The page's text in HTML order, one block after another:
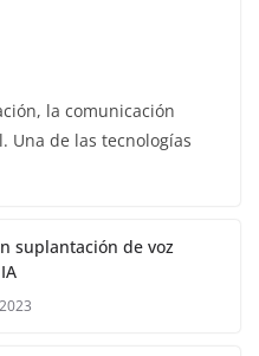
la comunicación
Una de las tecnologías
suplantación de voz